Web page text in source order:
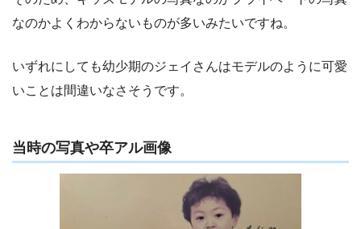
なのかよくわからないものが多いみたいですね。
いずれにしても幼少期のジェイさんはモデルのように可愛
いことは間違いなさそうです。
当時の写真や卒アル画像